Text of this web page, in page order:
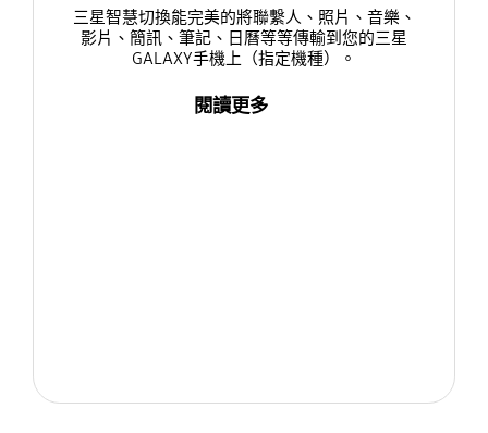
三星智慧切換能完美的將聯繫人、照片、音樂、
影片、簡訊、筆記、日曆等等傳輸到您的三星
GALAXY手機上（指定機種）。
閱讀更多